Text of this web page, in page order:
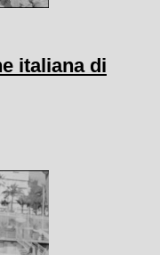
italiana di